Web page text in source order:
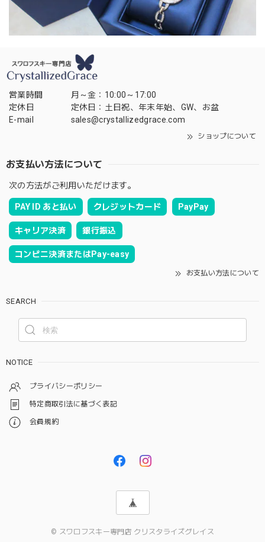
営業時間
月～金：10:00～17:00
定休日
定休日：土日祝、年末年始、GW、お盆
E-mail
sales@crystallizedgrace.com
ショップについて
お支払い方法について
次の方法がご利用いただけます。
PAY ID あと払い クレジットカード PayPay
キャリア決済 銀行振込
コンビニ決済またはPay-easy
お支払い方法について
SEARCH
NOTICE
プライバシーポリシー
特定商取引法に基づく表記
会員規約
© スワロフスキー専門店 クリスタライズグレイス